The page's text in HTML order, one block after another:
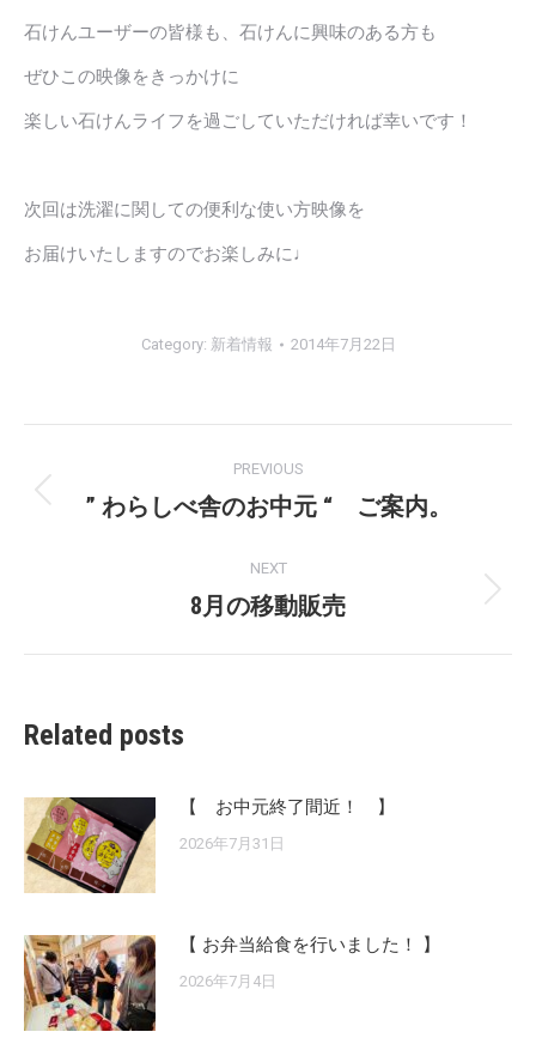
石けんユーザーの皆様も、石けんに興味のある方も
ぜひこの映像をきっかけに
楽しい石けんライフを過ごしていただければ幸いです！
次回は洗濯に関しての便利な使い方映像を
お届けいたしますのでお楽しみに♩
Category: 新着情報 2014年7月22日
navigation
PREVIOUS
Previous
” わらしべ舎のお中元 “ ご案内。
NEXT
Next
8月の移動販売
Related posts
【 お中元終了間近！ 】
2026年7月31日
【 お弁当給食を行いました！ 】
2026年7月4日